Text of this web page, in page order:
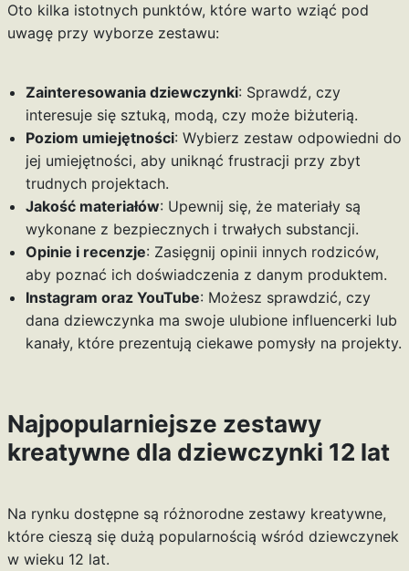
Oto kilka istotnych punktów, które warto wziąć pod
uwagę przy wyborze zestawu:
Zainteresowania dziewczynki: Sprawdź, czy
interesuje się sztuką, modą, czy może biżuterią.
Poziom umiejętności: Wybierz zestaw odpowiedni do
jej umiejętności, aby uniknąć frustracji przy zbyt
trudnych projektach.
Jakość materiałów: Upewnij się, że materiały są
wykonane z bezpiecznych i trwałych substancji.
Opinie i recenzje: Zasięgnij opinii innych rodziców,
aby poznać ich doświadczenia z danym produktem.
Instagram oraz YouTube: Możesz sprawdzić, czy
dana dziewczynka ma swoje ulubione influencerki lub
kanały, które prezentują ciekawe pomysły na projekty.
Najpopularniejsze zestawy
kreatywne dla dziewczynki 12 lat
Na rynku dostępne są różnorodne zestawy kreatywne,
które cieszą się dużą popularnością wśród dziewczynek
w wieku 12 lat.